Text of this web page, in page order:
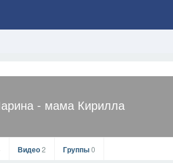
- мама Кирилла
Видео2 Группы0